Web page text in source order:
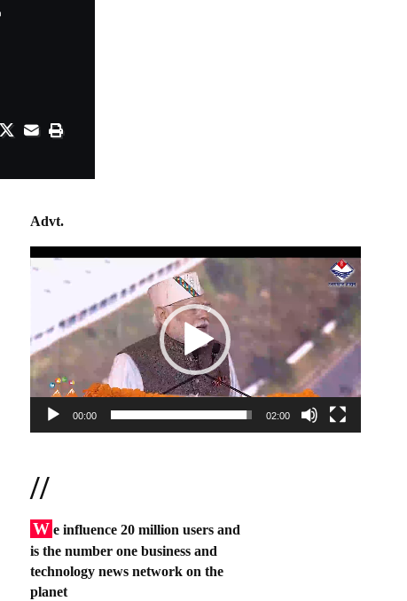
Advt.
Video
00:00 02:00
//
W e influence 20 million users and
is the number one business and
technology news network on the
planet